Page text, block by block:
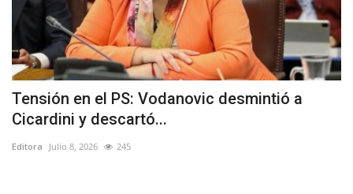
Tensión en el PS: Vodanovic desmintió a
Cicardini y descartó...
Editora Julio 8, 2026 245